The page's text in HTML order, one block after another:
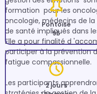
formation  pour les
oncologie, médecins de
de santé impliqués dans
Elle a pour finalité d
participer à la prévention
fatigue compassionnelle.
Les participants
Pontoise
95
2 jours